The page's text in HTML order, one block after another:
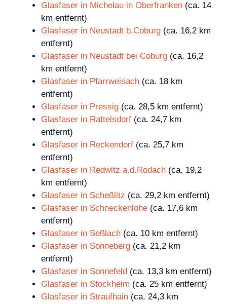
Glasfaser in Michelau in Oberfranken (ca. 14
km entfernt)
Glasfaser in Neustadt b.Coburg (ca. 16,2 km
entfernt)
Glasfaser in Neustadt bei Coburg (ca. 16,2
km entfernt)
Glasfaser in Pfarrweisach (ca. 18 km
entfernt)
Glasfaser in Pressig (ca. 28,5 km entfernt)
Glasfaser in Rattelsdorf (ca. 24,7 km
entfernt)
Glasfaser in Reckendorf (ca. 25,7 km
entfernt)
Glasfaser in Redwitz a.d.Rodach (ca. 19,2
km entfernt)
Glasfaser in Scheßlitz (ca. 29,2 km entfernt)
Glasfaser in Schneckenlohe (ca. 17,6 km
entfernt)
Glasfaser in Seßlach (ca. 10 km entfernt)
Glasfaser in Sonneberg (ca. 21,2 km
entfernt)
Glasfaser in Sonnefeld (ca. 13,3 km entfernt)
Glasfaser in Stockheim (ca. 25 km entfernt)
Glasfaser in Straufhain (ca. 24,3 km